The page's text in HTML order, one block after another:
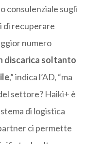
consulenziale sugli
di recuperare
numero
discarica soltanto
,” indica l’AD, “ma
settore? Haiki+ è
di logistica
ci permette